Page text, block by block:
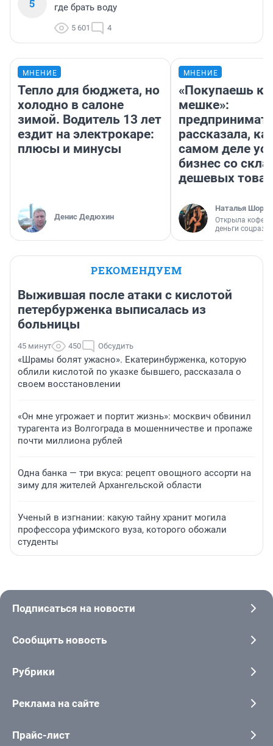
5
где брать воду
5 601 4
МНЕНИЕ
Тепло для бюджета, но
холодно в салоне
зимой. Водитель 13 лет
ездит на электрокаре:
плюсы и минусы
Денис Дедюхин
МНЕНИЕ
«Покупаешь
мешке»:
рассказала,
самом деле
бизнес со
дешевых
Наталья
Открыла
деньги
РЕКОМЕНДУЕМ
Выжившая после атаки с кислотой
петербурженка выписалась из
больницы
45 минут 450 Обсудить
«Шрамы болят ужасно». Екатеринбурженка, которую
облили кислотой по указке бывшего, рассказала о
своем восстановлении
«Он мне угрожает и портит жизнь»: москвич обвинил
турагента из Волгограда в мошенничестве и пропаже
почти миллиона рублей
Одна банка — три вкуса: рецепт овощного ассорти на
зиму для жителей Архангельской области
Ученый в изгнании: какую тайну хранит могила
профессора уфимского вуза, которого обожали
студенты
Подписаться на новости
Сообщить новость
Рубрики
Реклама на сайте
Прайс-лист